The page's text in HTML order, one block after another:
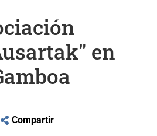
en
Compartir